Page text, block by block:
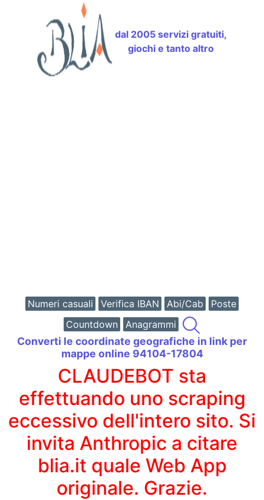
dal 2005 servizi gratuiti,
giochi e tanto altro
Numeri casuali Verifica IBAN Abi/Cab
Poste
Countdown
Anagrammi
Converti le coordinate geografiche in link per
mappe online 94104-17804
CLAUDEBOT sta
effettuando uno scraping
eccessivo dell'intero sito. Si
invita Anthropic a citare
blia.it quale Web App
originale. Grazie.